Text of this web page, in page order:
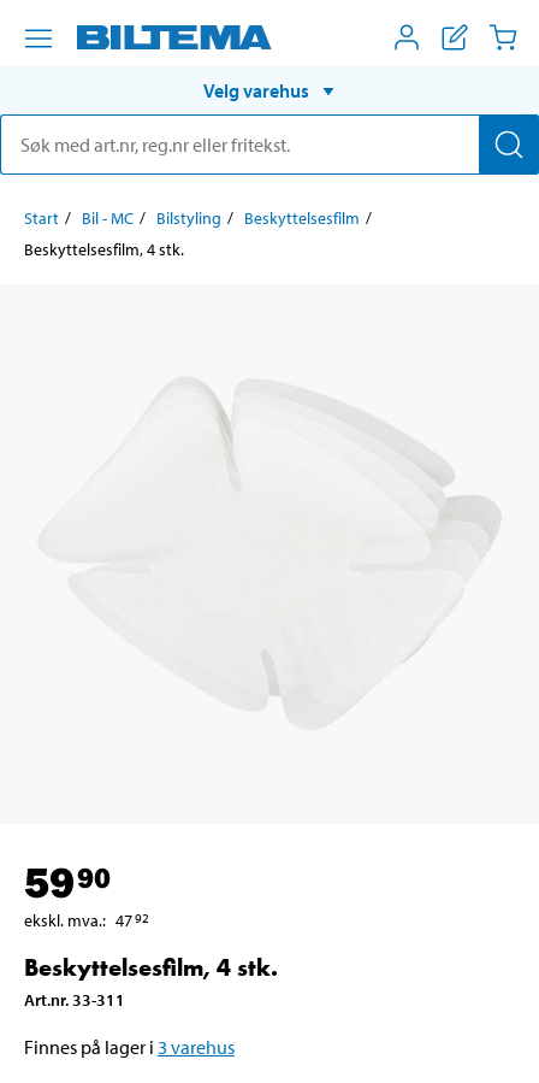
Velg varehus
Start Bil - MC Bilstyling
Beskyttelsesfilm
Beskyttelsesfilm, 4 stk.
5990
ekskl. mva.: 4792
Beskyttelsesfilm, 4 stk.
Art.nr. 33-311
Finnes på lager i 3 varehus